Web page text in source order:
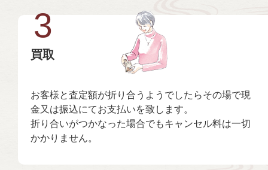
3
買取
お客様と査定額が折り合うようでしたらその場で現
金又は振込にてお支払いを致します。
折り合いがつかなった場合でもキャンセル料は一切
かかりません。